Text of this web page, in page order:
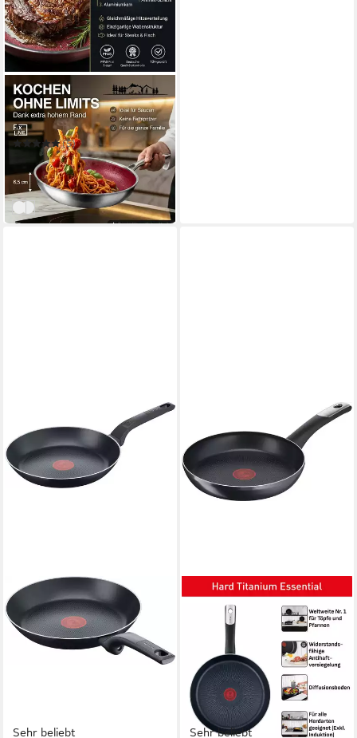
FIXLINE
Bratpfanne 28cm BLACK
FOREST Edition Kratzfeste
Beschichtung Induktion
(5)
67,90 € UVP84,90 €
-20%
in 3-4 Werktagen bei dir
RotSchwarz
Sehr beliebt Sehr beliebt